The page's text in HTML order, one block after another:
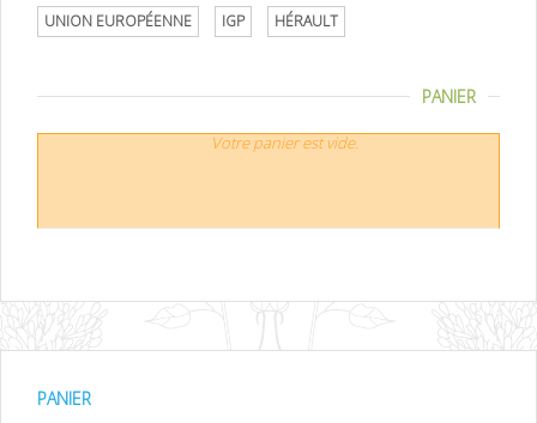
UNION EUROPÉENNE IGP HÉRAULT
PANIER
Votre panier est vide.
PANIER